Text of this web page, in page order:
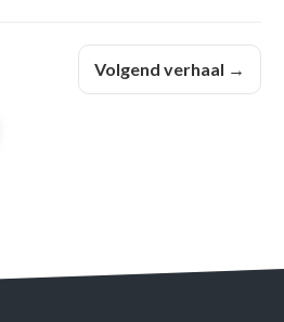
Volgend verhaal →